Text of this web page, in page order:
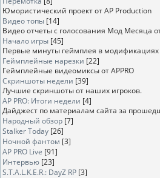
Юмористический проект от AP Production
Видео топы [14]
Видео отчеты с голосования Мод Месяца
Начало игры [45]
Первые минуты геймплея в модификациях
Геймплейные нарезки [22]
Геймплейные видеомиксы от APPRO
Скриншоты недели [39]
Лучшие скриншоты от наших игроков.
AP PRO: Итоги недели [4]
Дайджест по материалам сайта за
Народный обзор [7]
Stalker Today [26]
Ночной фантом [3]
AP PRO Live [91]
Интервью [23]
S.T.A.L.K.E.R.: DayZ RP [3]